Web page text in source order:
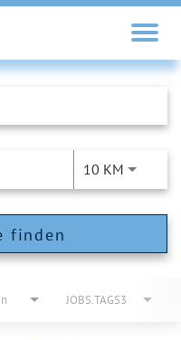
10 KM
finden
JOBS.TAGS3